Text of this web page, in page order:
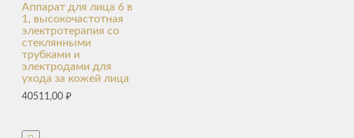
Аппарат для лица 6 в
1, высокочастотная
электротерапия со
стеклянными
трубками и
электродами для
ухода за кожей лица
40511,00₽